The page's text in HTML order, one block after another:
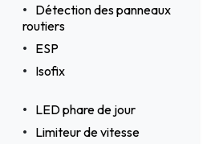
Détection des panneaux
routiers
ESP
Isofix
LED phare de jour
Limiteur de vitesse